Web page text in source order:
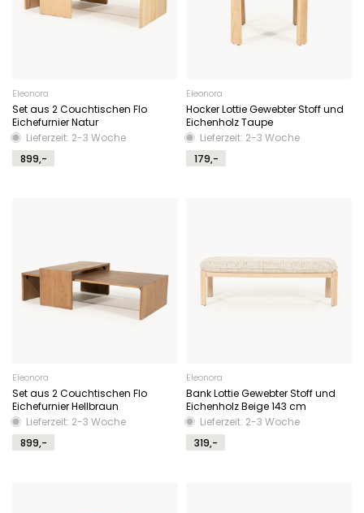
Eleonora
Set aus 2 Couchtischen Flo
Eichefurnier Natur
Lieferzeit: 2-3 Woche
899,-
Eleonora
Hocker Lottie Gewebter Stoff und
Eichenholz Taupe
Lieferzeit: 2-3 Woche
179,-
Eleonora
Set aus 2 Couchtischen Flo
Eichefurnier Hellbraun
Lieferzeit: 2-3 Woche
899,-
Eleonora
Bank Lottie Gewebter Stoff und
Eichenholz Beige 143 cm
Lieferzeit: 2-3 Woche
319,-